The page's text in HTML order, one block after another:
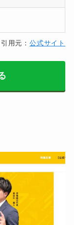
引用元：公式サイト